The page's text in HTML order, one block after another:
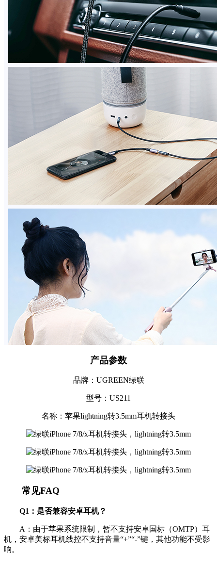
产品参数
品牌：UGREEN绿联
型号：US211
名称：苹果lightning转3.5mm耳机转接头
常见FAQ
Q1：是否兼容安卓耳机？
A：由于苹果系统限制，暂不支持安卓国标（OMTP）耳
机，安卓美标耳机线控不支持音量“+”“-”键，其他功能不受影
响。